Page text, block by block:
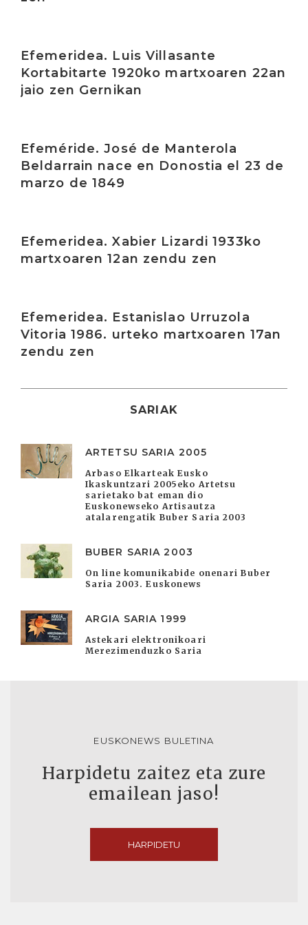
Efemeridea. Luis Villasante
Kortabitarte 1920ko martxoaren 22an
jaio zen Gernikan
Efeméride. José de Manterola
Beldarrain nace en Donostia el 23 de
marzo de 1849
Efemeridea. Xabier Lizardi 1933ko
martxoaren 12an zendu zen
Efemeridea. Estanislao Urruzola
Vitoria 1986. urteko martxoaren 17an
zendu zen
SARIAK
ARTETSU SARIA 2005
Arbaso Elkarteak Eusko
Ikaskuntzari 2005eko Artetsu
sarietako bat eman dio
Euskonewseko Artisautza
atalarengatik Buber Saria 2003
BUBER SARIA 2003
On line komunikabide onenari Buber
Saria 2003. Euskonews
ARGIA SARIA 1999
Astekari elektronikoari
Merezimenduzko Saria
EUSKONEWS BULETINA
Harpidetu zaitez eta zure
emailean jaso!
HARPIDETU